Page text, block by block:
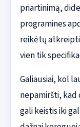
priartinimą,
programines
reikėtų atkreipti
vien tik
Galiausiai, kol
nepamiršti, kad
gali keistis iki